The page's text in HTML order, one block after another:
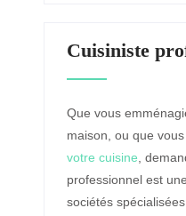
Cuisiniste
Que vous
maison, ou que
votre cuisine,
professionnel est
sociétés